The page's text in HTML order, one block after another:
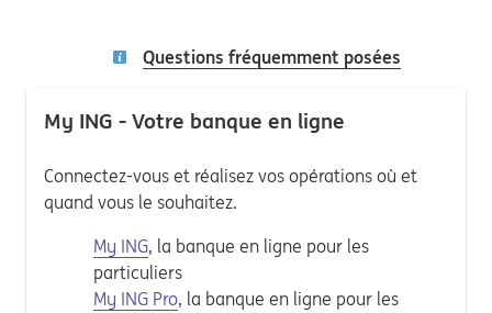
Questions fréquemment posées
My ING - Votre banque en ligne
Connectez-vous et réalisez vos opérations où et
quand vous le souhaitez.
My ING, la banque en ligne pour les
particuliers
My ING Pro, la banque en ligne pour les